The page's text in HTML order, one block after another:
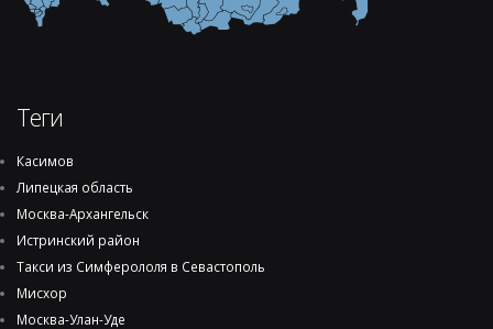
Теги
Касимов
Липецкая область
Москва-Архангельск
Истринский район
Такси из Симферололя в Севастополь
Мисхор
Москва-Улан-Уде